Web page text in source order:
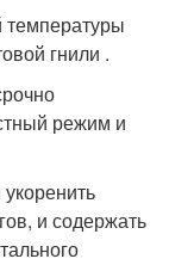
температуры
гнили .
режим и
и содержать